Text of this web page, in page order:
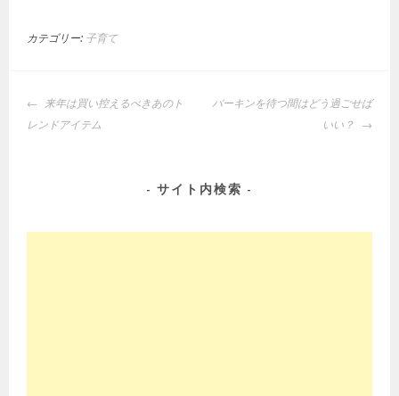
カテゴリー: 子育て
投
稿
シ
来年は買い控えるべきあのト
レンドアイテム
バーキンを待つ間はどう過ごせば
いい？
サイト内検索